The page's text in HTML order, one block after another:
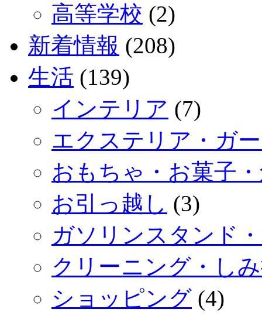
高等学校 (2)
新着情報 (208)
生活 (139)
インテリア (7)
エクステリア・ガ
おもちゃ・お菓子
お引っ越し (3)
ガソリンスタンド
クリーニング・し
ショッピング (4)